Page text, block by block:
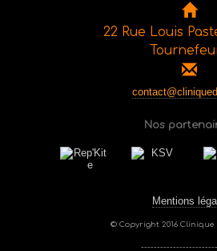
22 Rue Louis
Nos
Mentions
© Copyright 2016 Clinique
------------------------